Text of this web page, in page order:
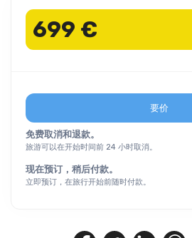
699 €
要价
免费取消和退款。
旅游可以在开始时间前 24 小时取消。
现在预订，稍后付款。
立即预订，在旅行开始前随时付款。